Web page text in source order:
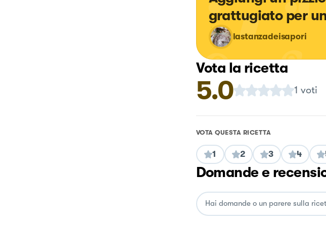
grattugiato per
lastanzadeisapori
Vota la ricetta
5.0 1 voti
VOTA QUESTA RICETTA
1 2 3 4
Domande e